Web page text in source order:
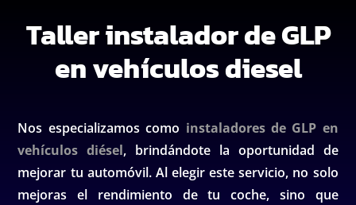
Taller instalador de GLP
en vehículos diesel
Nos especializamos como instaladores de GLP en
vehículos diésel, brindándote la oportunidad de
mejorar tu automóvil. Al elegir este servicio, no solo
mejoras el rendimiento de tu coche, sino que